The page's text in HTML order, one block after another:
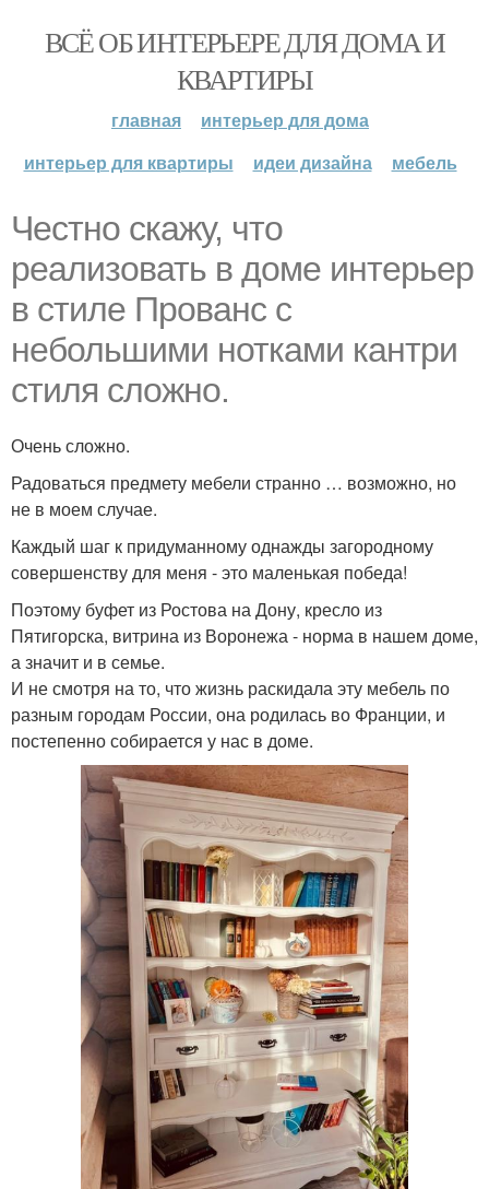
ВСЁ ОБ ИНТЕРЬЕРЕ ДЛЯ ДОМА И
КВАРТИРЫ
главная
интерьер для дома
интерьер для квартиры
идеи дизайна мебель
Честно скажу, что
реализовать в доме интерьер
в стиле Прованс с
небольшими нотками кантри
стиля сложно.
Очень сложно.
Радоваться предмету мебели странно … возможно, но
не в моем случае.
Каждый шаг к придуманному однажды загородному
совершенству для меня - это маленькая победа!
Поэтому буфет из Ростова на Дону, кресло из
Пятигорска, витрина из Воронежа - норма в нашем доме,
а значит и в семье.
И не смотря на то, что жизнь раскидала эту мебель по
разным городам России, она родилась во Франции, и
постепенно собирается у нас в доме.